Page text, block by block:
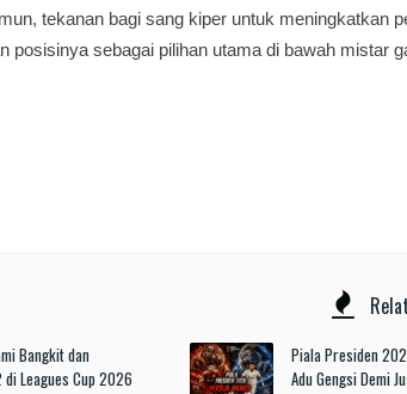
tekanan bagi sang kiper untuk meningkatkan
posisinya sebagai pilihan utama di bawah mistar
Bangkit dan
Leagues Cup 2026
Piala Presiden
Adu Gengsi Demi